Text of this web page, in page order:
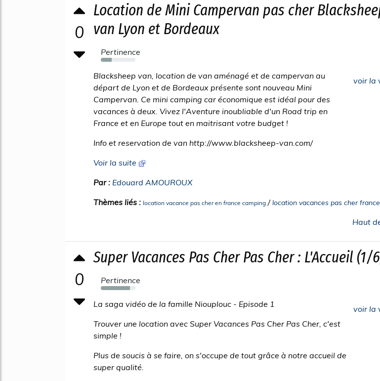
0
Location de Mini Campervan pas cher
van Lyon et Bordeaux
Pertinence
31%
voir la
Blacksheep van, location de van aménagé et de campervan au
départ de Lyon et de Bordeaux présente sont nouveau Mini
Campervan. Ce mini camping car économique est idéal pour des
vacances à deux. Vivez l'Aventure inoubliable d'un Road trip en
France et en Europe tout en maitrisant votre budget !
Info et reservation de van http://www.blacksheep-van.com/
Voir la suite
Par : Edouard AMOUROUX
Thèmes liés : location vacance pas cher en france camping /location vacances pas cher france
Haut
0
Super Vacances Pas Cher Pas Cher : L'Accueil (1/
Pertinence
84%
voir la
La saga vidéo de la famille Niouplouc - Episode 1
Trouver une location avec Super Vacances Pas Cher Pas Cher, c'est
simple !
Plus de soucis à se faire, on s'occupe de tout grâce à notre accueil de
super qualité.